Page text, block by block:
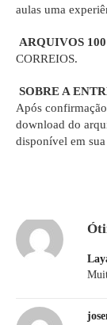
aulas uma
ARQUIVOS
CORREIOS.
SOBRE A
Após
download do
disponível em sua